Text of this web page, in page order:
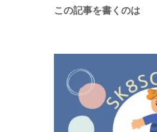
この記事を書くのは